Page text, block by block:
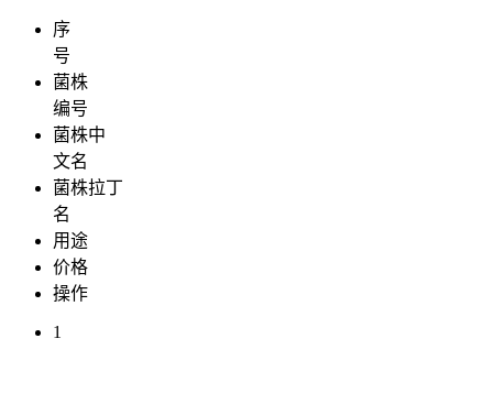
序
号
菌株
编号
菌株中
文名
菌株拉丁
名
用途
价格
操作
1